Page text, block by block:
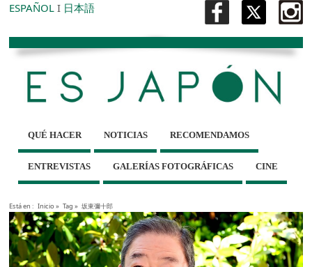
ESPAÑOL I 日本語
QUÉ HACER NOTICIAS RECOMENDAMOS
ENTREVISTAS GALERÍAS FOTOGRÁFICAS CINE
Está en : Inicio» Tag » 坂東彌十郎